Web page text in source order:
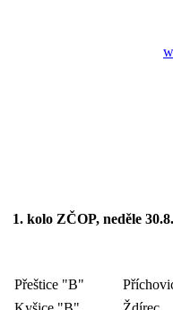
1. kolo ZČOP, neděle 30.8.
Přeštice "B"